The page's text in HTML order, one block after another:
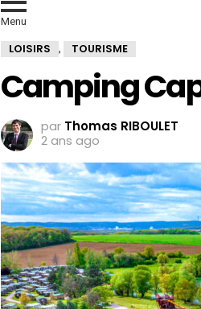
Menu
LOISIRS , TOURISME
Camping
par Thomas RIBOULET
2 ans ago